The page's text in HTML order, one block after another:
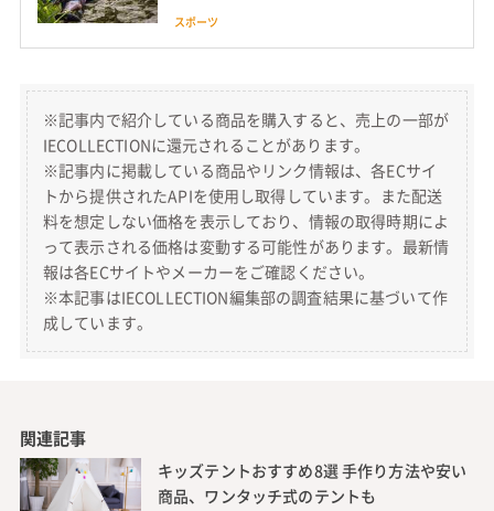
ーズも紹介
スポーツ
※記事内で紹介している商品を購入すると、売上の一部が
IECOLLECTIONに還元されることがあります。
※記事内に掲載している商品やリンク情報は、各ECサイ
トから提供されたAPIを使用し取得しています。また配送
料を想定しない価格を表示しており、情報の取得時期によ
って表示される価格は変動する可能性があります。最新情
報は各ECサイトやメーカーをご確認ください。
※本記事はIECOLLECTION編集部の調査結果に基づいて作
成しています。
関連記事
キッズテントおすすめ8選 手作り方法や安い
商品、ワンタッチ式のテントも